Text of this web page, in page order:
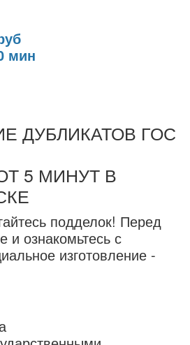
мин
ДУБЛИКАТОВ ГОС
5 МИНУТ В
подделок! Перед
и ознакомьтесь с
изготовление -